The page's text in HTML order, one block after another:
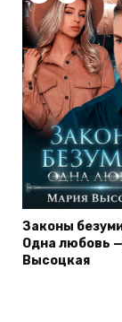
Законы
Одна любовь
Высоцкая